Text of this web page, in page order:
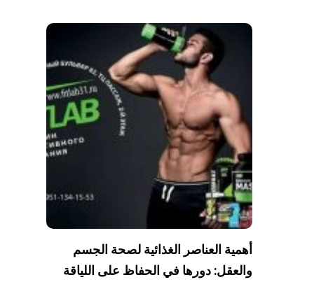
أهمية العناصر الغذائية لصحة الجسم
والعقل: دورها في الحفاظ على اللياقة